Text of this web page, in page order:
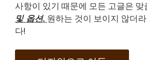
사항이 있기 때문에 모든 고글은 맞
및 옵션. 원하는 것이 보이지 않더
다!